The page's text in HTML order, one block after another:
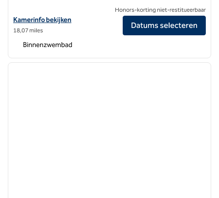
Bekijk hoteldetails voor Hilton St. Louis in het Ballpark
Kamerinfo bekijken
18,07 miles
Honors-korting niet-restitueerbaar
Datums selecteren
Binnenzwembad
1 van 11